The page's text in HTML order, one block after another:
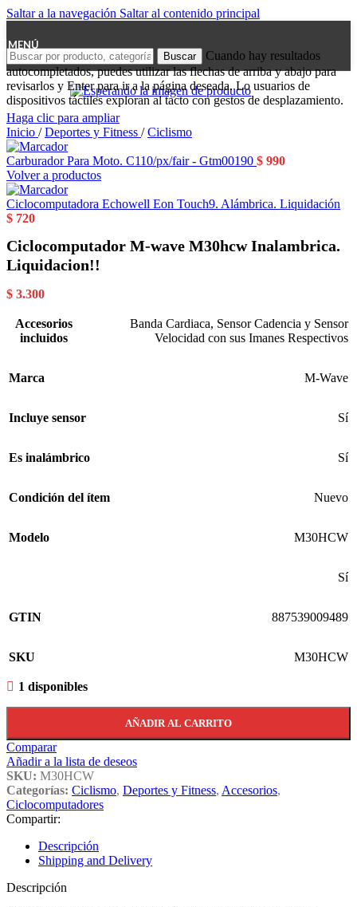
Saltar a la navegación Saltar al contenido principal
MENÚ
Buscar
Cuando hay resultados
autocompletados, puedes utilizar las flechas de arriba y abajo para
revisarlos y Enter para ir a la página deseada. Lo usuarios de
dispositivos táctiles exploran al tacto con gestos de desplazamiento.
Haga clic para ampliar
Inicio / Deportes y Fitness / Ciclismo
Carburador Para Moto. C110/px/fair - Gtm00190 $ 990
Volver a productos
Ciclocomputadora Echowell Eon Touch9. Alámbrica. Liquidación
$ 720
Ciclocomputador M-wave M30hcw Inalambrica.
Liquidacion!!
$ 3.300
Accesorios
incluidos
Banda Cardiaca, Sensor Cadencia y Sensor
Velocidad con sus Imanes Respectivos
Marca M-Wave
Incluye sensor Sí
Es inalámbrico Sí
Condición del ítem Nuevo
Modelo M30HCW
Sí
GTIN 887539009489
SKU M30HCW
1 disponibles
AÑADIR AL CARRITO
Comparar
Añadir a la lista de deseos
SKU: M30HCW
Categorías: Ciclismo, Deportes y Fitness, Accesorios,
Ciclocomputadores
Compartir:
Descripción
Shipping and Delivery
Descripción